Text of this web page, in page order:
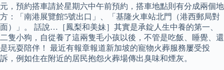
元，預約搭車請於星期六中午前預約，搭車地點則有分成兩個地
方：「南港展覽館5號出口」、「基隆火車站北門（港西郵局對
面）」。 話說…［鳳梨和美妹］其實是承錠人生中養的第一、
二隻小狗，自從養了這兩隻毛小孩以後，不管是吃飯、睡覺、還
是玩耍陪伴！ 最近有報章報道新加坡的寵物火葬服務屢受投
訴，例如住在附近的居民抱怨火葬場傳出臭味和煙灰。